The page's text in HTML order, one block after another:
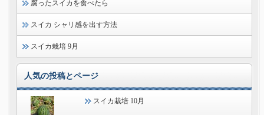
腐ったスイカを食べたら
スイカ シャリ感を出す方法
スイカ栽培 9月
人気の投稿とページ
スイカ栽培 10月